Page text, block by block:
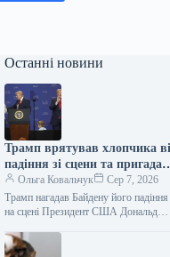
Останні новини
Трамп врятував хлопчика
падіння зі сцени та пригадав
Байдена (відео)
Ольга Ковальчук
Сер 7, 2026
Трамп нагадав Байдену його падіння
на сцені Президент США Дональд
сцени та обмовився про…